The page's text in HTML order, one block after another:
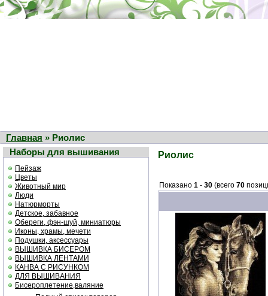
Главная » Риолис
Наборы для вышивания
Пейзаж
Цветы
Животный мир
Люди
Натюрморты
Детское, забавное
Обереги, фэн-шуй, миниатюры
Иконы, храмы, мечети
Подушки, аксессуары
ВЫШИВКА БИСЕРОМ
ВЫШИВКА ЛЕНТАМИ
КАНВА С РИСУНКОМ
ДЛЯ ВЫШИВАНИЯ
Бисероплетение,валяние
Риолис
Показано 1 - 30 (всего 70